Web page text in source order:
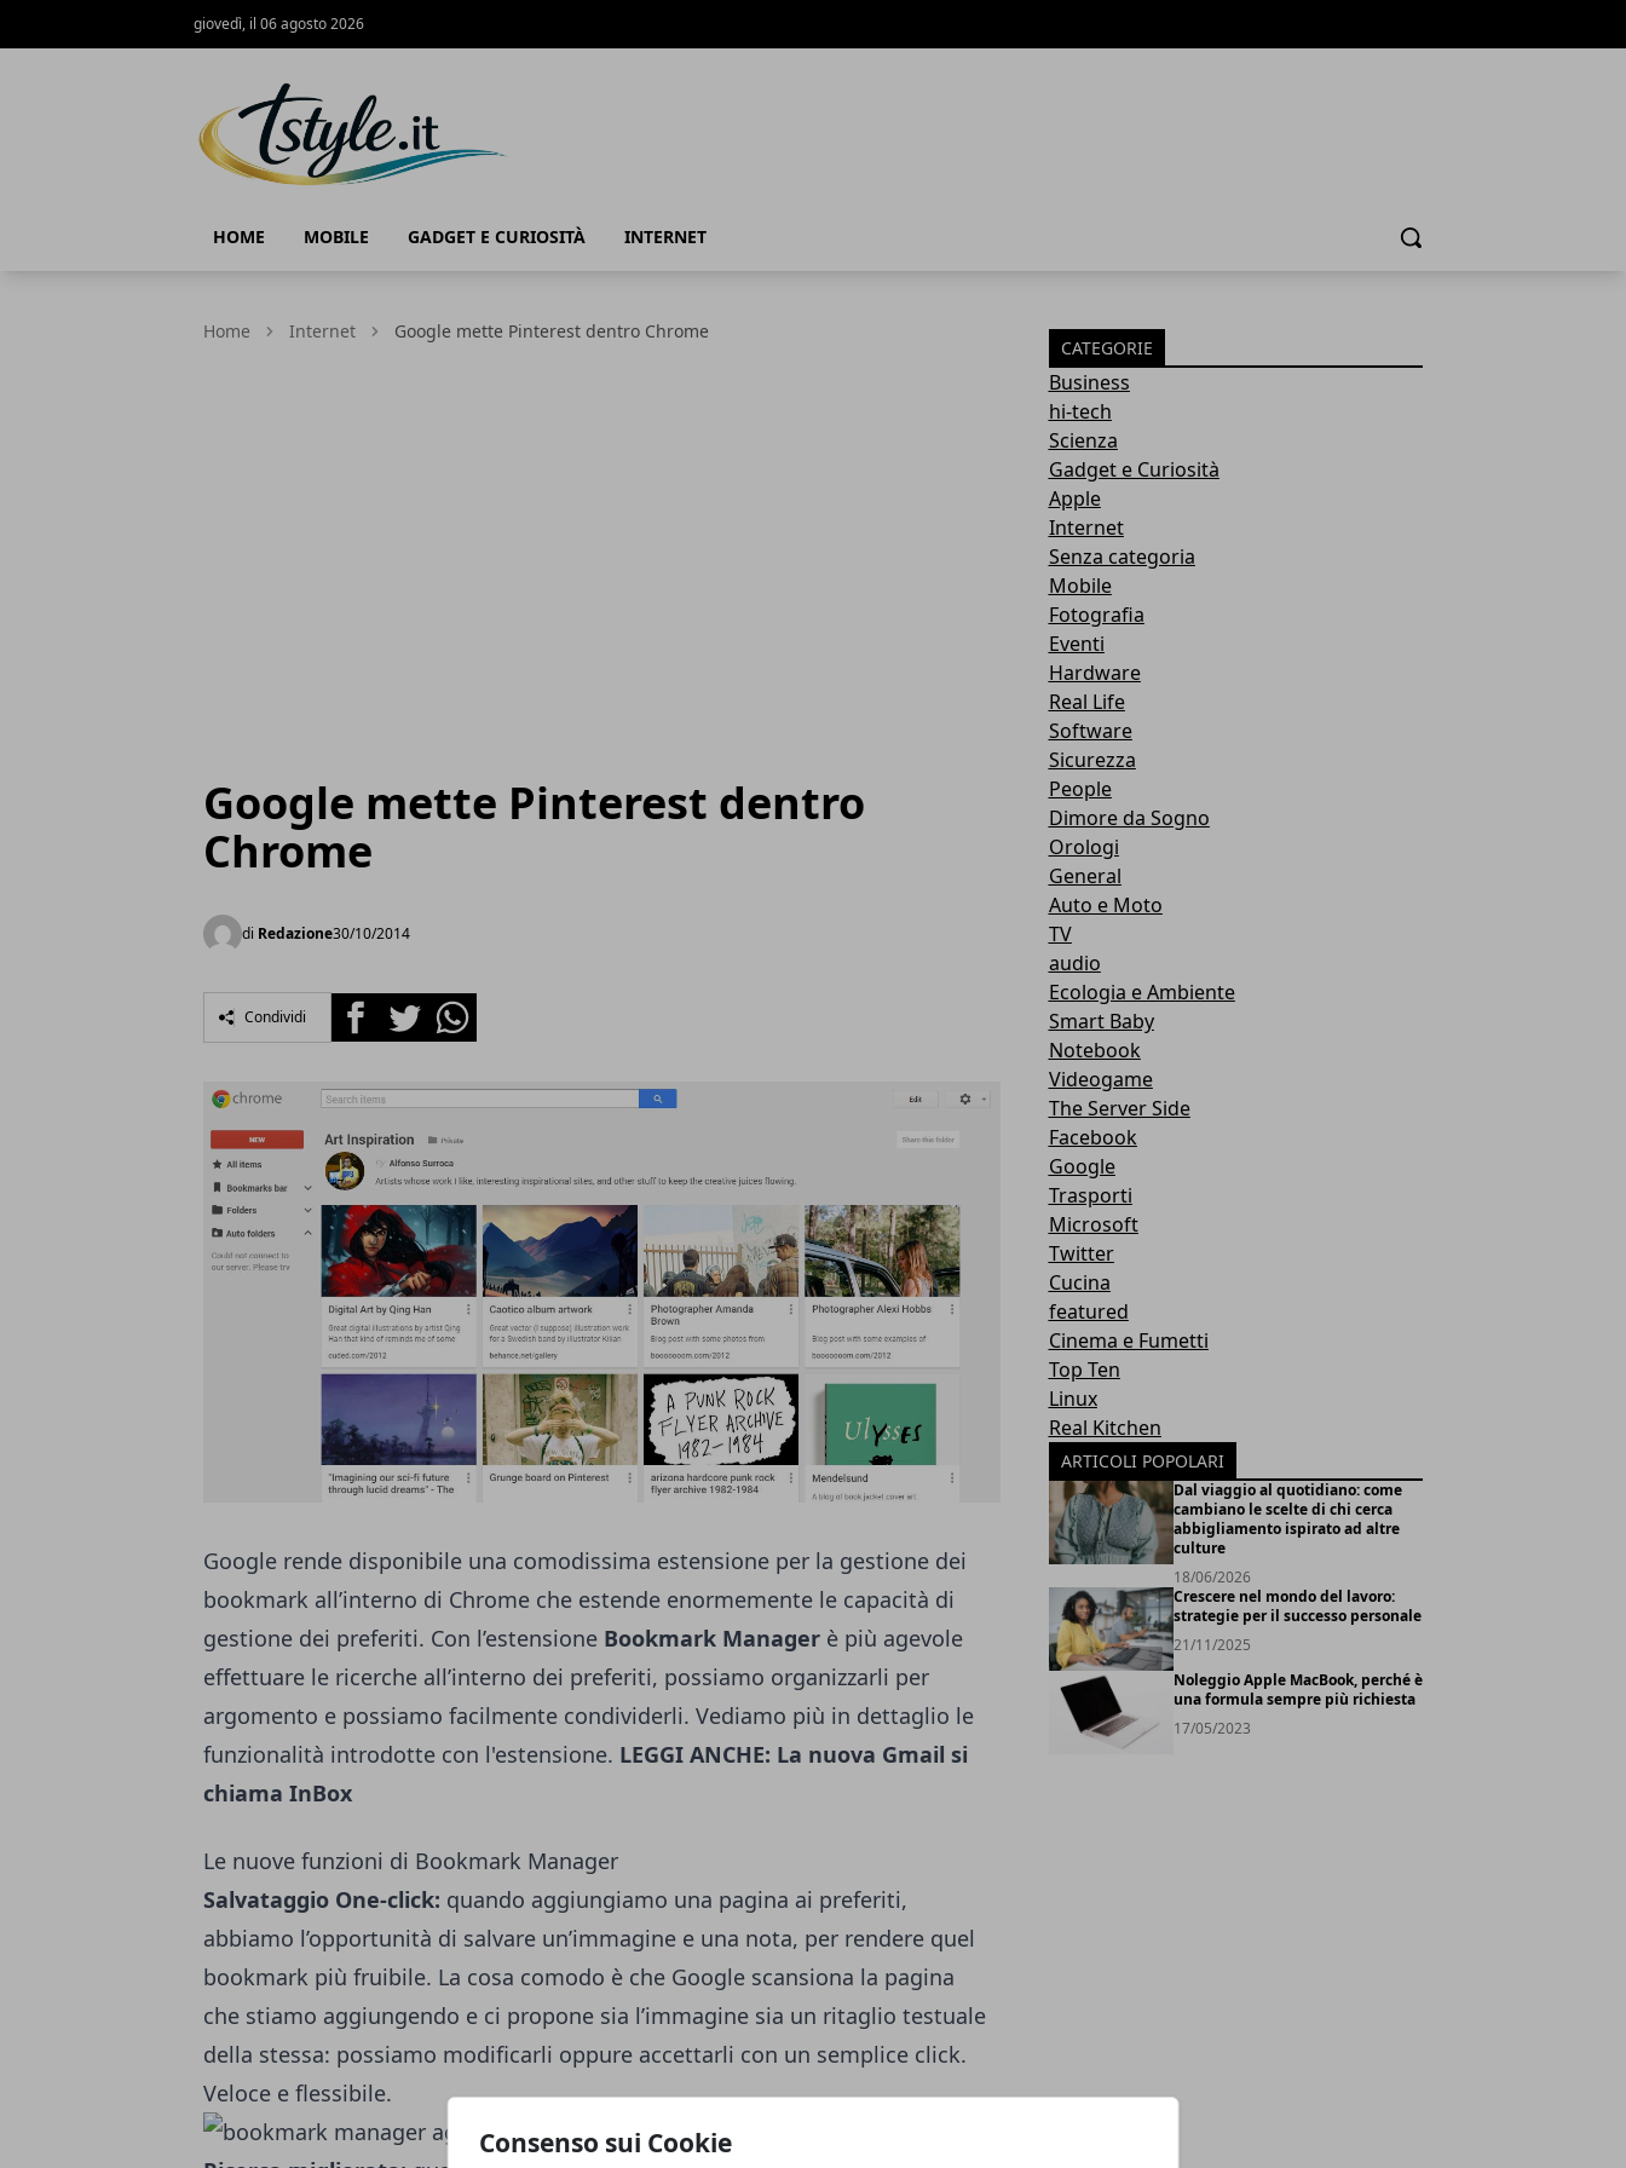
Consenso sui Cookie
giovedì, il 06 agosto 2026
HOME MOBILE GADGET E CURIOSITÀ INTERNET Cerca
Home Internet Google mette Pinterest dentro Chrome
Google mette Pinterest dentro
Chrome
di Redazione30/10/2014
Condividi FacebookTwitterWhatsapp
Google rende disponibile una comodissima estensione per la gestione dei
bookmark all’interno di Chrome che estende enormemente le capacità di
gestione dei preferiti. Con l’estensione Bookmark Manager è più agevole
effettuare le ricerche all’interno dei preferiti, possiamo organizzarli per
argomento e possiamo facilmente condividerli. Vediamo più in dettaglio le
funzionalità introdotte con l'estensione. LEGGI ANCHE: La nuova Gmail si
chiama InBox
Le nuove funzioni di Bookmark Manager
Salvataggio One-click: quando aggiungiamo una pagina ai preferiti,
abbiamo l’opportunità di salvare un’immagine e una nota, per rendere quel
bookmark più fruibile. La cosa comodo è che Google scansiona la pagina
che stiamo aggiungendo e ci propone sia l’immagine sia un ritaglio testuale
della stessa: possiamo modificarli oppure accettarli con un semplice click.
Veloce e flessibile.
CATEGORIE
Business
hi-tech
Scienza
Gadget e Curiosità
Apple
Internet
Senza categoria
Mobile
Fotografia
Eventi
Hardware
Real Life
Software
Sicurezza
People
Dimore da Sogno
Orologi
General
Auto e Moto
TV
audio
Ecologia e Ambiente
Smart Baby
Notebook
Videogame
The Server Side
Facebook
Google
Trasporti
Microsoft
Twitter
Cucina
featured
Cinema e Fumetti
Top Ten
Linux
Real Kitchen
ARTICOLI POPOLARI
Dal viaggio al quotidiano: come
cambiano le scelte di chi cerca
abbigliamento ispirato ad altre
culture
18/06/2026
Crescere nel mondo del lavoro:
strategie per il successo personale
21/11/2025
Noleggio Apple MacBook, perché è
una formula sempre più richiesta
17/05/2023